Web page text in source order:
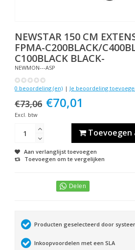
NEWSTAR 150 CM
FPMA-C200BLACK/
C100BLACK BLACK-
NEWMON---ASP
0 beoordeling (en) | Je beoordeling
€73,06 €70,01
Excl. btw
Toevoegen
Aan verlanglijst toevoegen
Toevoegen om te vergelijken
Producten geselecteerd door
Inkoopvoordelen met een SLA